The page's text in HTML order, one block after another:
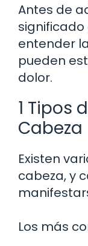
Antes de
entender
pueden
dolor.
1 Tipos
Cabeza
Existen
cabeza, y
Los más